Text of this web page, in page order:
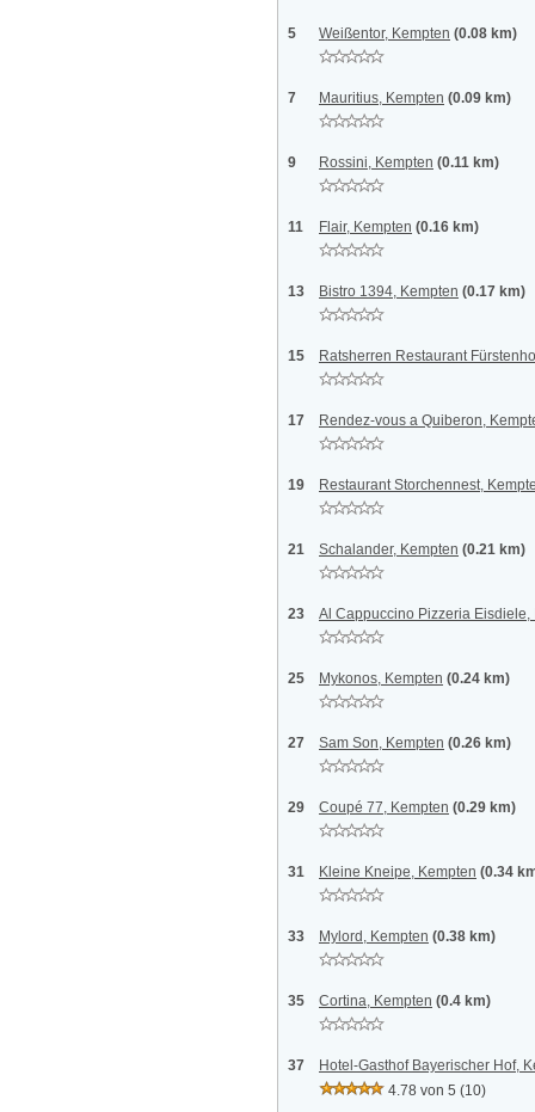
5 Weißentor, Kempten (0.08 km)
7 Mauritius, Kempten (0.09 km)
9 Rossini, Kempten (0.11 km)
11 Flair, Kempten (0.16 km)
13 Bistro 1394, Kempten (0.17 km)
15 Ratsherren Restaurant
17 Rendez-vous a Quiberon,
19 Restaurant Storchennest,
21 Schalander, Kempten (0.21 km)
23 Al Cappuccino Pizzeria Eisdiele,
25 Mykonos, Kempten (0.24 km)
27 Sam Son, Kempten (0.26 km)
29 Coupé 77, Kempten (0.29 km)
31 Kleine Kneipe, Kempten (0.34
33 Mylord, Kempten (0.38 km)
35 Cortina, Kempten (0.4 km)
37
Hotel-Gasthof Bayerischer Hof,
4.78 von 5 (10)